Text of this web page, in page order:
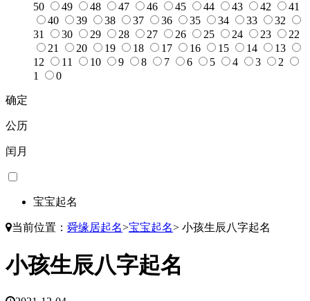
50
49 48 47 46 45 44 43 42
41
40
39 38 37 36 35 34 33
32
31
30 29 28 27 26 25 24 23
22
21
20 19 18 17 16 15 14
13
12
11 10 9 8 7 6 5 4 3
2
1
0
确定
公历
闰月
宝宝起名
当前位置： 舜缘居起名>宝宝起名> 小孩生辰八字起名
小孩生辰八字起名